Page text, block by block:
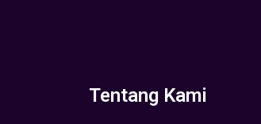
Tentang Kami